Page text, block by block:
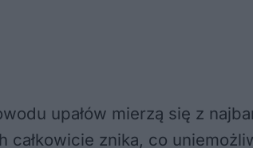
upałów mierzą się z
znika, co